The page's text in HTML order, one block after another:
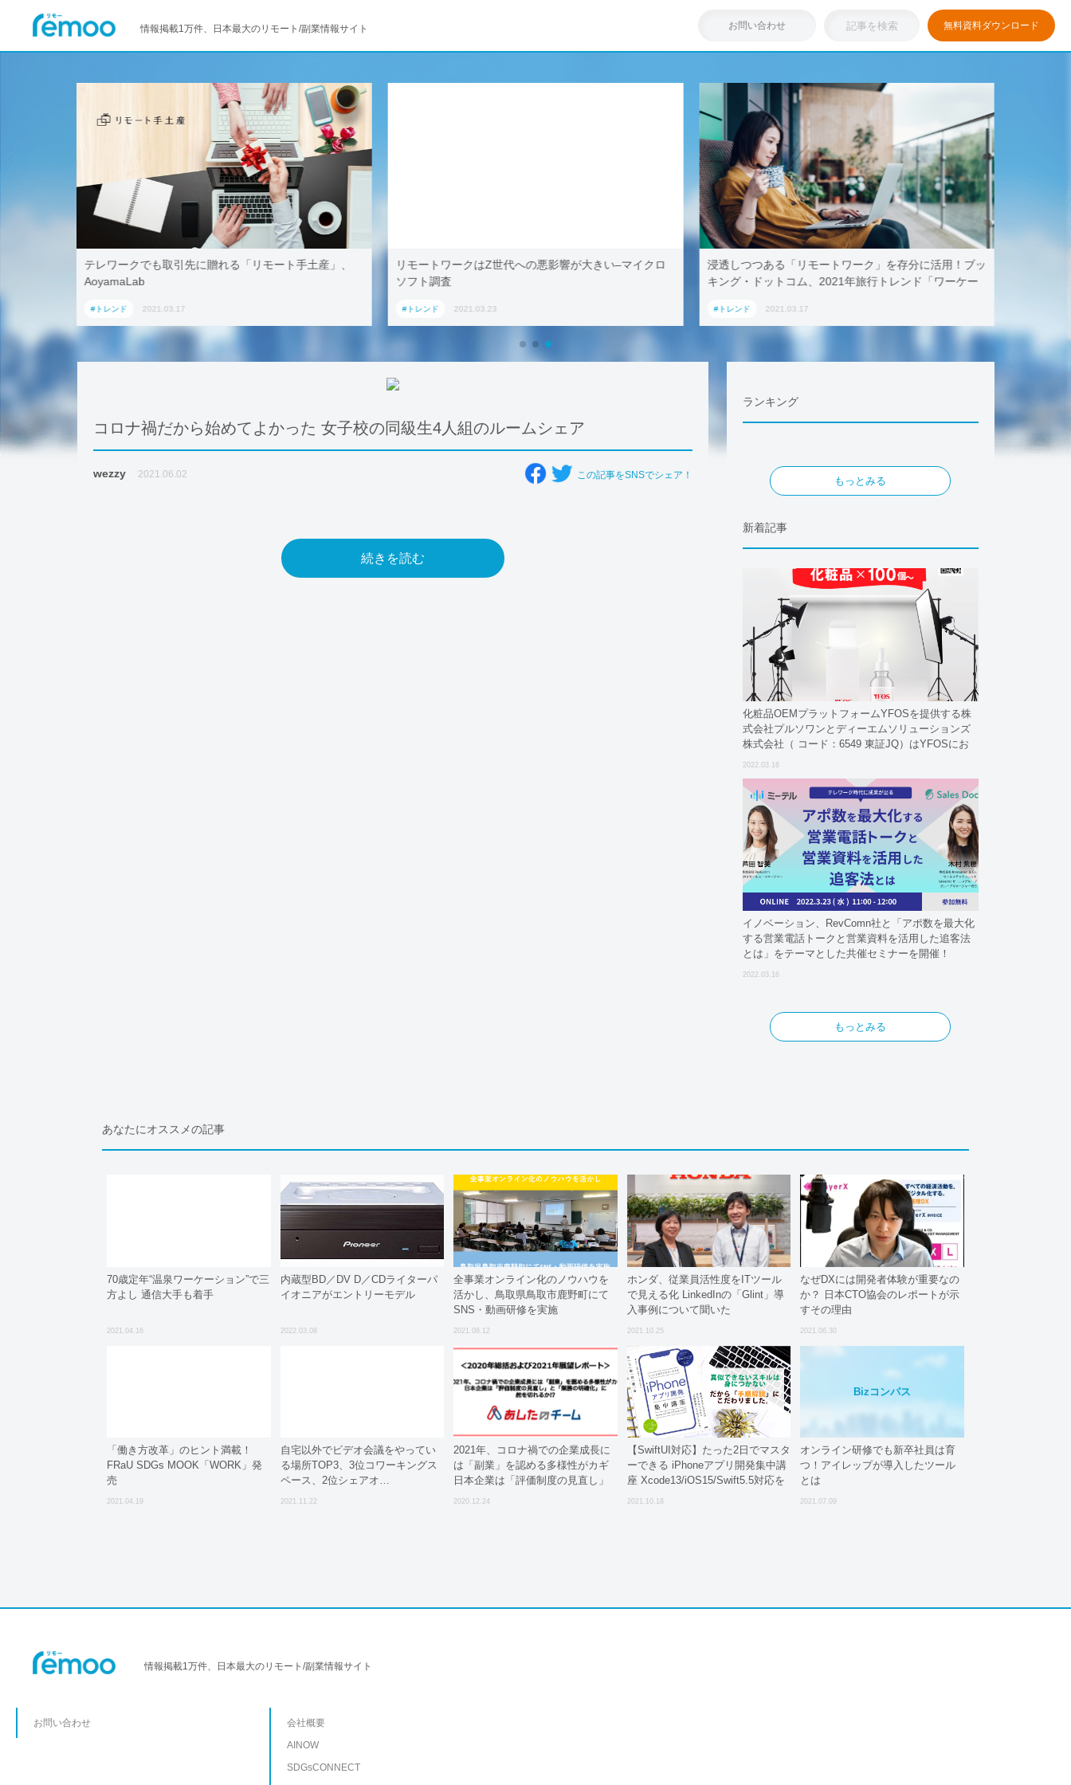
情報掲載1万件、日本最大のリモート/副業情報サイト お問い合わせ 無料資料ダウンロード
テレワークでも取引先に贈れる「リモート手土産」、
AoyamaLab
#トレンド 2021.03.17
リモートワークはZ世代への悪影響が大きい–マイクロ
ソフト調査
#トレンド 2021.03.23
浸透しつつある「リモートワーク」を存分に活用！ブッ
キング・ドットコム、2021年旅行トレンド「ワーケー
#トレンド 2021.03.17
コロナ禍だから始めてよかった 女子校の同級生4人組のルームシェア
wezzy 2021.06.02 この記事をSNSでシェア！
続きを読む
ランキング
もっとみる
新着記事
化粧品OEMプラットフォームYFOSを提供する株
式会社プルソワンとディーエムソリューションズ
株式会社（ コード：6549 東証JQ）はYFOSにお
2022.03.16
イノベーション、RevComn社と「アポ数を最大化
する営業電話トークと営業資料を活用した追客法
とは」をテーマとした共催セミナーを開催！
2022.03.16
もっとみる
あなたにオススメの記事
70歳定年“温泉ワーケーション”で三
方よし 通信大手も着手
2021.04.16
内蔵型BD／DV D／CDライターパ
イオニアがエントリーモデル
2022.03.08
全事業オンライン化のノウハウを
活かし、鳥取県鳥取市鹿野町にて
SNS・動画研修を実施
2021.08.12
ホンダ、従業員活性度をITツール
で見える化 LinkedInの「Glint」導
入事例について聞いた
2021.10.25
なぜDXには開発者体験が重要なの
か？ 日本CTO協会のレポートが示
すその理由
2021.06.30
「働き方改革」のヒント満載！
FRaU SDGs MOOK「WORK」発
売
2021.04.19
自宅以外でビデオ会議をやってい
る場所TOP3、3位コワーキングス
ペース、2位シェアオ…
2021.11.22
2021年、コロナ禍での企業成長に
は「副業」を認める多様性がカギ
日本企業は「評価制度の見直し」
と「業務の明確化」に舵を切れる
2020.12.24
【SwiftUI対応】たった2日でマスタ
ーできる iPhoneアプリ開発集中講
座 Xcode13/iOS15/Swift5.5対応を
2021年10月21日より発売
2021.10.18
Bizコンパス
オンライン研修でも新卒社員は育
つ！アイレップが導入したツール
とは
2021.07.09
情報掲載1万件、日本最大のリモート/副業情報サイト
お問い合わせ
会社概要
AINOW
SDGsCONNECT